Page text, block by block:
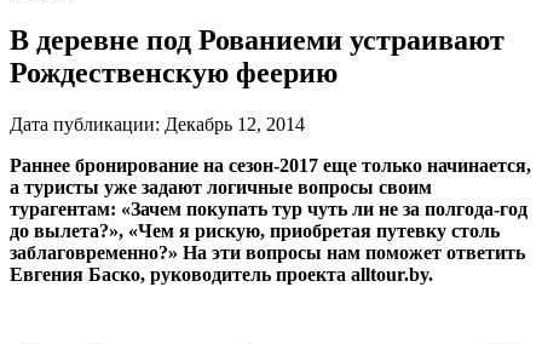
В деревне под Рованиеми устраивают
Рождественскую феерию
Дата публикации: Декабрь 12, 2014
Раннее бронирование на сезон-2017 еще только начинается,
а туристы уже задают логичные вопросы своим
турагентам: «Зачем покупать тур чуть ли не за полгода-год
до вылета?», «Чем я рискую, приобретая путевку столь
заблаговременно?» На эти вопросы нам поможет ответить
Евгения Баско, руководитель проекта alltour.by.